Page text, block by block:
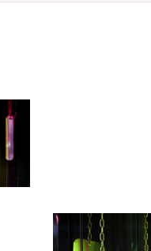
ermee verbonden zijn?
van thuis
verhalen van ouderen. Hun
vier terugkerende
vormen een puzzel. Een lijn